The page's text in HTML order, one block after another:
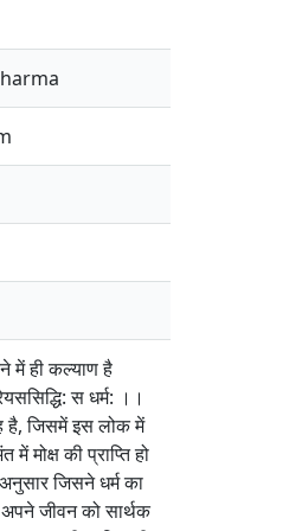
में ही कल्याण है
स धर्म: ।।
है, जिसमें इस लोक में
मोक्ष की प्राप्ति हो
जिसने धर्म का
जीवन को सार्थक